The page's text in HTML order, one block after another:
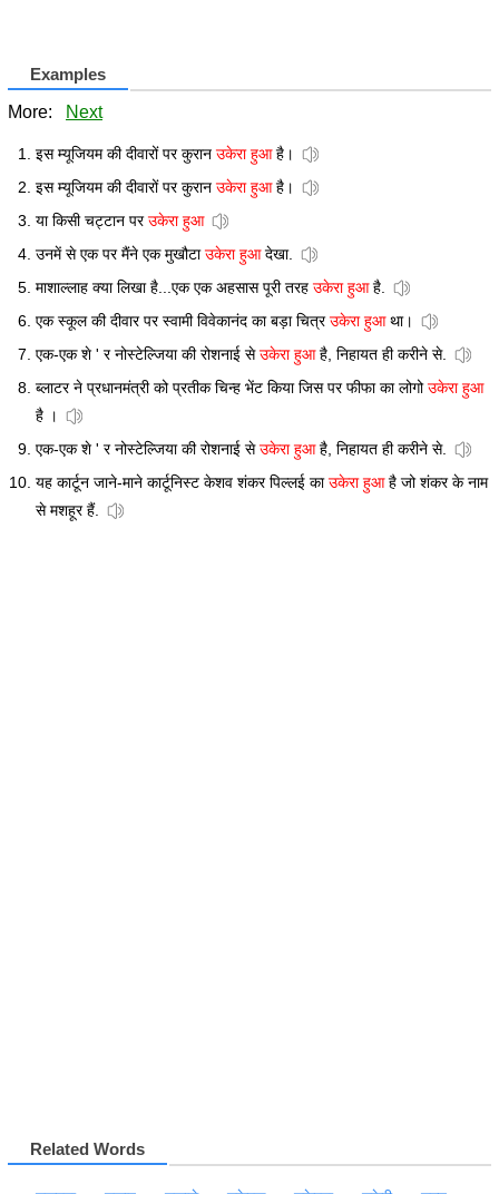
Examples
More: Next
इस म्यूजियम की दीवारों पर कुरान उकेरा हुआहै।
इस म्यूजियम की दीवारों पर कुरान उकेरा हुआहै।
या किसी चट्टान परउकेरा हुआ
उनमें से एक पर मैंने एक मुखौटाउकेरा हुआदेखा.
माशाल्लाह क्या लिखा है...एक एक अहसास पूरी तरह उकेरा हुआहै.
एक स्कूल की दीवार पर स्वामी विवेकानंद का बड़ा चित्रउकेरा हुआथा।
एक-एक शे ' र नोस्टेल्जिया की रोशनाई सेउकेरा हुआहै, निहायत ही करीने से.
ब्लाटर ने प्रधानमंत्री को प्रतीक चिन्ह भेंट किया जिस पर फीफा का लोगोउकेरा हुआ
है ।
एक-एक शे ' र नोस्टेल्जिया की रोशनाई सेउकेरा हुआहै, निहायत ही करीने से.
यह कार्टून जाने-माने कार्टूनिस्ट केशव शंकर पिल्लई काउकेरा हुआहै जो शंकर के नाम
से मशहूर हैं.
Related Words